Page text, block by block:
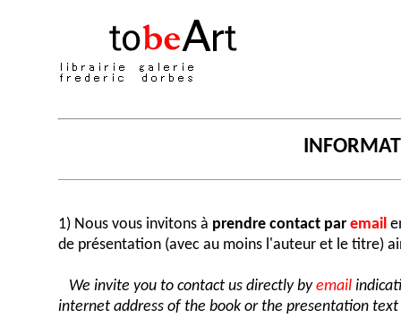
1) Nous vous invitons à prendre contact par email
de présentation (avec au moins l'auteur et le titre)
We invite you to contact us directly byemail
internet address of the book or the presentation